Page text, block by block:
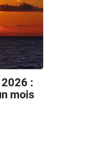
:
mois